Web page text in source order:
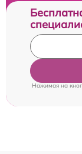
Нажимая на